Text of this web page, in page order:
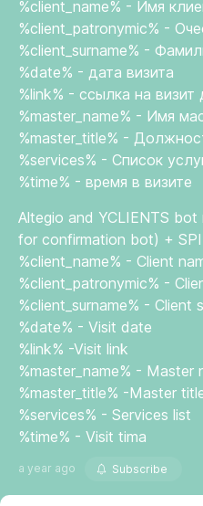
%client_name% - Имя
%client_patronymic% -
%client_surname% -
%date% - дата визита
%link% - ссылка на визит
%master_name% - Имя
%master_title% -
%services% - Список
%time% - время в визите
Altegio and YCLIENTS
for confirmation bot) +
%client_name% - Client
%client_patronymic% -
%client_surname% - Client
%date% - Visit date
%link% -Visit link
%master_name% - Master
%master_title% -Master
%services% - Services list
%time% - Visit tima
a year ago Subscribe